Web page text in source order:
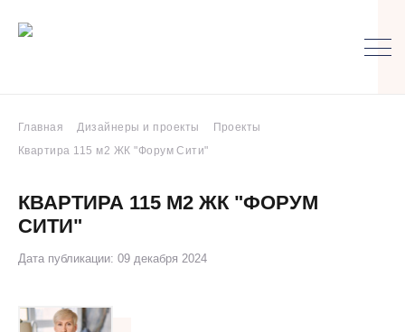
Главная Дизайнеры и проекты
Проекты
Квартира 115 м2 ЖК "Форум Сити"
КВАРТИРА 115 М2 ЖК "ФОРУМ
СИТИ"
Дата публикации: 09 декабря 2024